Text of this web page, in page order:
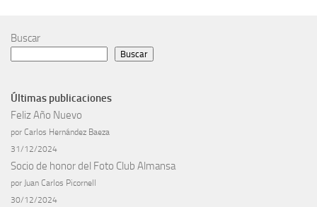
Buscar
Buscar
Últimas publicaciones
Feliz Año Nuevo
por Carlos Hernández Baeza
31/12/2024
Socio de honor del Foto Club Almansa
por Juan Carlos Picornell
30/12/2024